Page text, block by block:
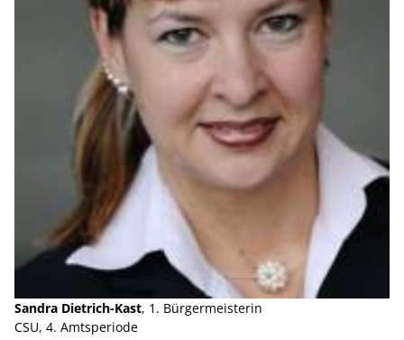
Sandra Dietrich-Kast, 1. Bürgermeisterin
CSU, 4. Amtsperiode